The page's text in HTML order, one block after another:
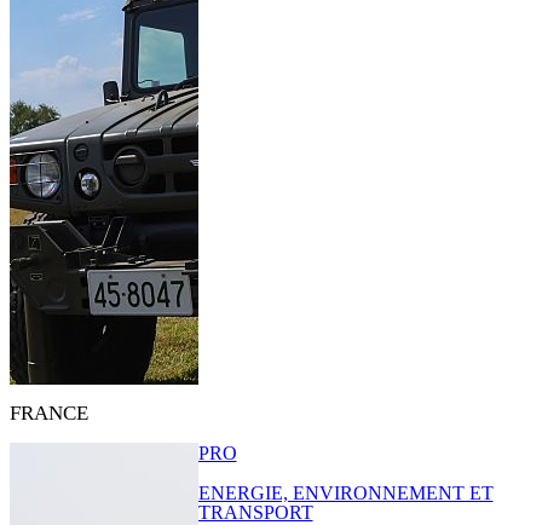
FRANCE
PRO
ENERGIE, ENVIRONNEMENT ET
TRANSPORT